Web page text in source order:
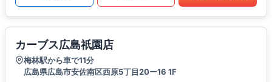
カーブス広島祇園店
梅林駅から車で11分
広島県広島市安佐南区西原5丁目20ー16 1F